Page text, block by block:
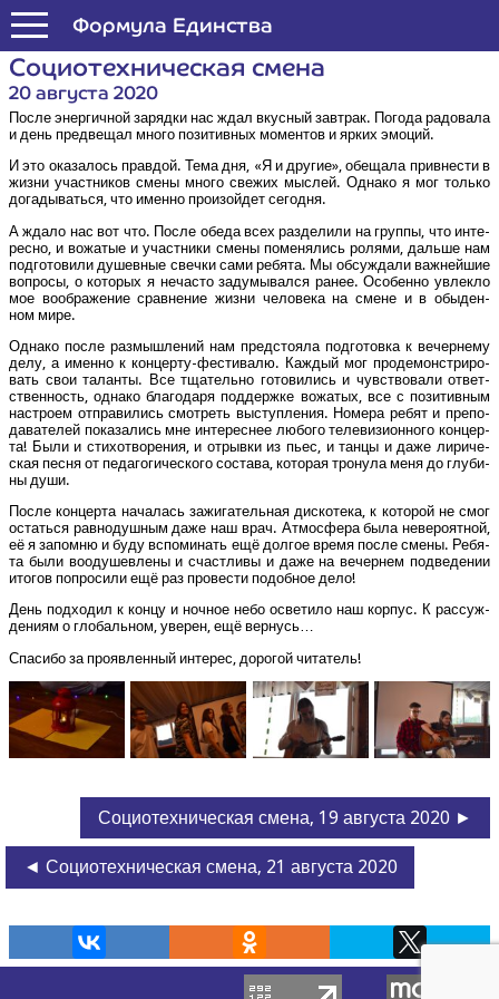
Формула Единства
Социо­тех­ни­че­ская смена
20 августа 2020
После энер­гич­ной заряд­ки нас ждал вкус­ный зав­трак. Пого­да радо­ва­ла
и день пред­ве­щал мно­го пози­тив­ных момен­тов и ярких эмоций.
И это ока­за­лось прав­дой. Тема дня, «Я и дру­гие», обе­ща­ла при­вне­сти в
жиз­ни участ­ни­ков сме­ны мно­го све­жих мыс­лей. Одна­ко я мог толь­ко
дога­ды­вать­ся, что имен­но про­изой­дет сегодня.
А жда­ло нас вот что. После обе­да всех раз­де­ли­ли на груп­пы, что инте­
рес­но, и вожа­тые и участ­ни­ки сме­ны поме­ня­лись роля­ми, даль­ше нам
под­го­то­ви­ли душев­ные свеч­ки сами ребя­та. Мы обсуж­да­ли важ­ней­шие
вопро­сы, о кото­рых я неча­сто заду­мы­вал­ся ранее. Осо­бен­но увлек­ло
мое вооб­ра­же­ние срав­не­ние жиз­ни чело­ве­ка на смене и в обы­ден­
ном мире.
Одна­ко после раз­мыш­ле­ний нам пред­сто­я­ла под­го­тов­ка к вечер­не­му
делу, а имен­но к кон­цер­ту-фести­ва­лю. Каж­дый мог про­де­мон­стри­ро­
вать свои талан­ты. Все тща­тель­но гото­ви­лись и чув­ство­ва­ли ответ­
ствен­ность, одна­ко бла­го­да­ря под­держ­ке вожа­тых, все с пози­тив­ным
настро­ем отпра­ви­лись смот­реть выступ­ле­ния. Номе­ра ребят и пре­по­
да­ва­те­лей пока­за­лись мне инте­рес­нее любо­го теле­ви­зи­он­но­го кон­цер­
та! Были и сти­хо­тво­ре­ния, и отрыв­ки из пьес, и тан­цы и даже лири­че­
ская пес­ня от педа­го­ги­че­ско­го соста­ва, кото­рая тро­ну­ла меня до глу­би­
ны души.
После кон­цер­та нача­лась зажи­га­тель­ная дис­ко­те­ка, к кото­рой не смог
остать­ся рав­но­душ­ным даже наш врач. Атмо­сфе­ра была неве­ро­ят­ной,
её я запом­ню и буду вспо­ми­нать ещё дол­гое вре­мя после сме­ны. Ребя­
та были вооду­шев­ле­ны и счаст­ли­вы и даже на вечер­нем под­ве­де­нии
ито­гов попро­си­ли ещё раз про­ве­сти подоб­ное дело!
День под­хо­дил к кон­цу и ноч­ное небо осве­ти­ло наш кор­пус. К рас­суж­
де­ни­ям о гло­баль­ном, уве­рен, ещё вернусь…
Спа­си­бо за про­яв­лен­ный инте­рес, доро­гой читатель!
Социотехническая смена, 19 августа 2020 ►
◄ Социотехническая смена, 21 августа 2020